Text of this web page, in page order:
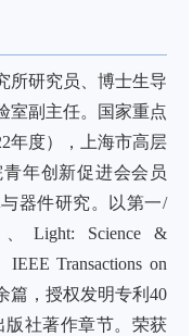
所研究员、博士生导
室副主任。国家重点
年度），上海市高层
年创新促进会会员
器件研究。以第一/
Light: Science &
Transactions on
篇，授权发明专利40
版社著作章节。荣获